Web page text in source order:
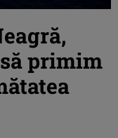
primim